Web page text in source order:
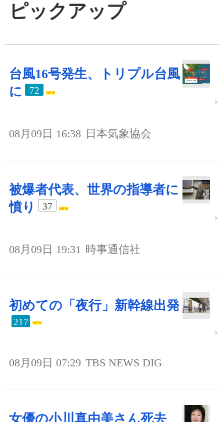
ピックアップ
台風16号発生、トリプル台風
に
72
08月09日 16:38 日本気象協会
被爆者代表、世界の指導者に
憤り
37
08月09日 19:31 時事通信社
初めての「夜行」新幹線出発
217
08月09日 07:29 TBS NEWS DIG
女優の小川真由美さん死去